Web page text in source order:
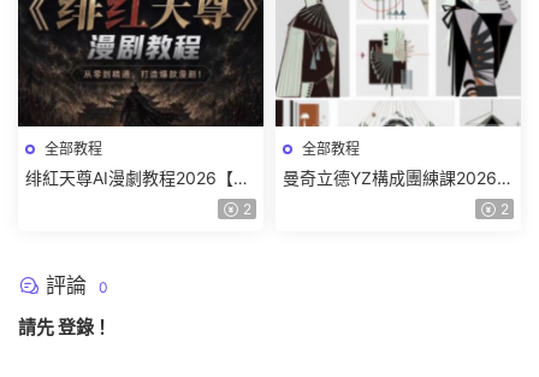
全部教程
绯紅天尊AI漫劇教程2026【畫
2
全部教程
曼奇立德YZ構成團練課2026年
8月已結課【畫質高清有課件】
2
評論 0
請先登錄 ！